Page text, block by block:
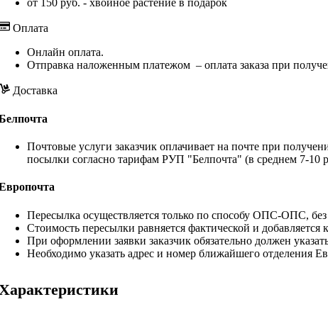
от 150 руб. - хвойное растение в подарок
Оплата
Онлайн оплата.
Отправка наложенным платежом – оплата заказа при
Доставка
Почтовые услуги заказчик оплачивает на почте при
посылки согласно тарифам РУП "Белпочта" (в среднем 7-10
Пересылка осуществляется только по способу ОПС-ОПС, без
Стоимость пересылки равняется фактической и
При оформлении заявки заказчик обязательно должен
Необходимо указать адрес и номер ближайшего отделения